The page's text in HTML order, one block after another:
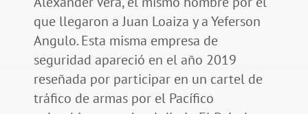
que llegaron a Juan Loaiza y a Yeferson
Angulo. Esta misma empresa de
seguridad apareció en el año 2019
reseñada por participar en un cartel de
tráfico de armas por el Pacífico